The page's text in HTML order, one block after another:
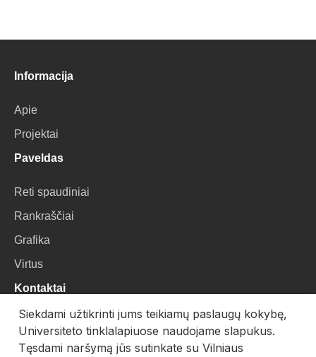
Informacija
Apie
Projektai
Paveldas
Reti spaudiniai
Rankraščiai
Grafika
Virtus
Kontaktai
VU Biblioteka
Universiteto g. 3, LT-01122, Vilnius
Siekdami užtikrinti jums teikiamų paslaugų kokybę,
Universiteto tinklalapiuose naudojame slapukus.
Tęsdami naršymą jūs sutinkate su Vilniaus